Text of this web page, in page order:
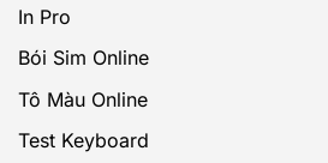
In Pro
Bói Sim Online
Tô Màu Online
Test Keyboard